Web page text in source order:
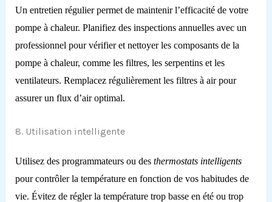
Un entretien régulier permet de maintenir l’efficacité de votre
pompe à chaleur. Planifiez des inspections annuelles avec un
professionnel pour vérifier et nettoyer les composants de la
pompe à chaleur, comme les filtres, les serpentins et les
ventilateurs. Remplacez régulièrement les filtres à air pour
assurer un flux d’air optimal.
8. Utilisation intelligente
Utilisez des programmateurs ou des thermostats intelligents
pour contrôler la température en fonction de vos habitudes de
vie. Évitez de régler la température trop basse en été ou trop